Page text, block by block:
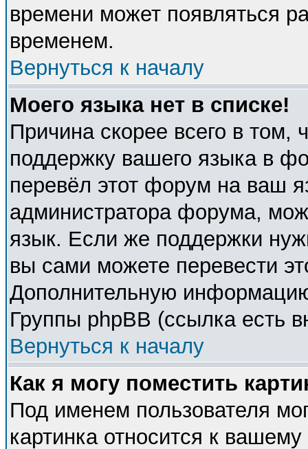
времени может появляться
временем.
Вернуться к началу
Моего языка нет в списке!
Причина скорее всего в том,
поддержку вашего языка в
перевёл этот форум на ваш
администратора форума,
язык. Если же поддержки
вы сами можете перевести
Дополнительную
Группы phpBB (ссылка есть
Вернуться к началу
Как я могу поместить
Под именем пользователя
картинка относится к